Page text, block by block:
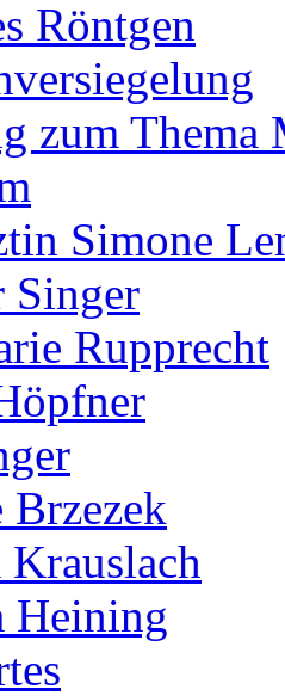
Röntgen
zum Thema
Simone
Singer
Rupprecht
Brzezek
Heining